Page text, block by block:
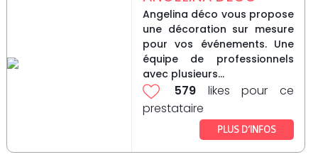
Angelina déco vous propose
une décoration sur mesure
pour vos événements. Une
équipe de professionnels
avec plusieurs...
579 likes pour ce
prestataire
PLUS D’INFOS